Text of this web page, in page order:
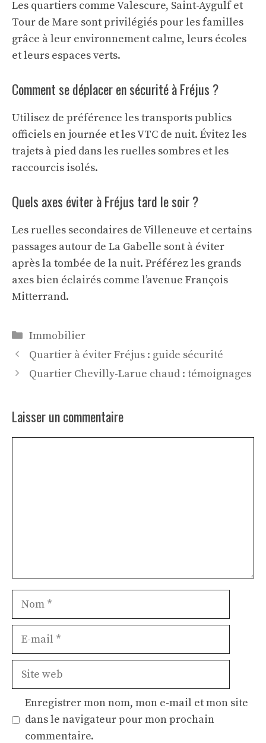
Les quartiers comme Valescure, Saint-Aygulf et
Tour de Mare sont privilégiés pour les familles
grâce à leur environnement calme, leurs écoles
et leurs espaces verts.
Comment se déplacer en sécurité à Fréjus ?
Utilisez de préférence les transports publics
officiels en journée et les VTC de nuit. Évitez les
trajets à pied dans les ruelles sombres et les
raccourcis isolés.
Quels axes éviter à Fréjus tard le soir ?
Les ruelles secondaires de Villeneuve et certains
passages autour de La Gabelle sont à éviter
après la tombée de la nuit. Préférez les grands
axes bien éclairés comme l’avenue François
Mitterrand.
Catégories
Immobilier
Quartier à éviter Fréjus : guide sécurité
Quartier Chevilly-Larue chaud : témoignages
Laisser un commentaire
Nom
Site
Enregistrer mon nom, mon e-mail et mon site
dans le navigateur pour mon prochain
commentaire.